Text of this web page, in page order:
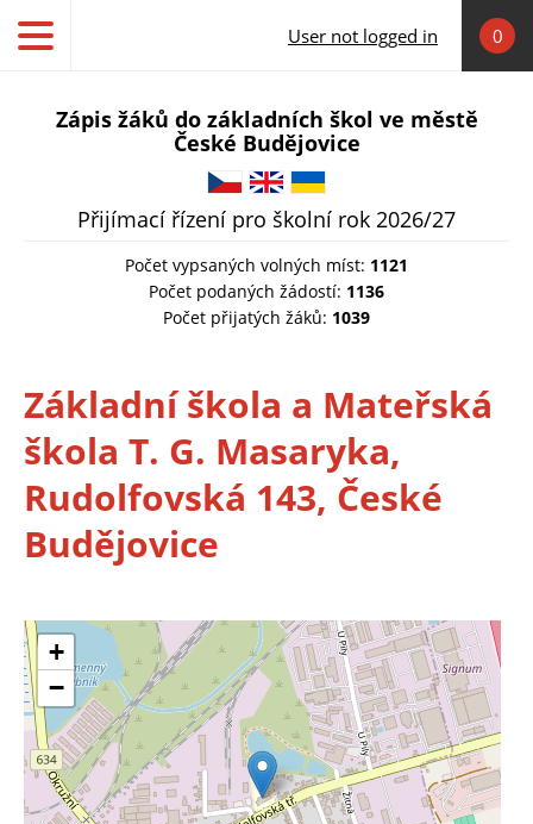
User not logged in
0
Zápis žáků do základních škol ve městě
České Budějovice
Přijímací řízení pro školní rok 2026/27
Počet vypsaných volných míst: 1121
Počet podaných žádostí: 1136
Počet přijatých žáků: 1039
Základní škola a Mateřská
škola T. G. Masaryka,
Rudolfovská 143, České
Budějovice
+
−